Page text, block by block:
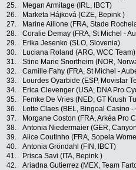
25.
Megan Armitage (IRL, IBCT)
26.
Marketa Hájková (CZE, Bepink )
27.
Marine Allione (FRA, Stade
28.
Coralie Demay (FRA, St Michel -
29.
Erika Jesenko (SLO, Slovenia)
30.
Luciana Roland (ARG, WCC Team)
31.
Stine Marie Snortheim (NOR,
32.
Camille Fahy (FRA, St Michel -
33.
Lourdes Oyarbide (ESP, Movistar
34.
Erica Clevenger (USA, DNA Pro
35.
Femke De Vries (NED, GT Krush
36.
Lotte Claes (BEL, Bingoal Casino
37.
Morgane Coston (FRA, Arkéa Pro
38.
Antonia Niedermaier (GER,
39.
Alice Coutinho (FRA, Sopela
40.
Antonia Gröndahl (FIN, IBCT)
41.
Prisca Savi (ITA, Bepink )
42.
Ariadna Gutierrez (MEX, Team